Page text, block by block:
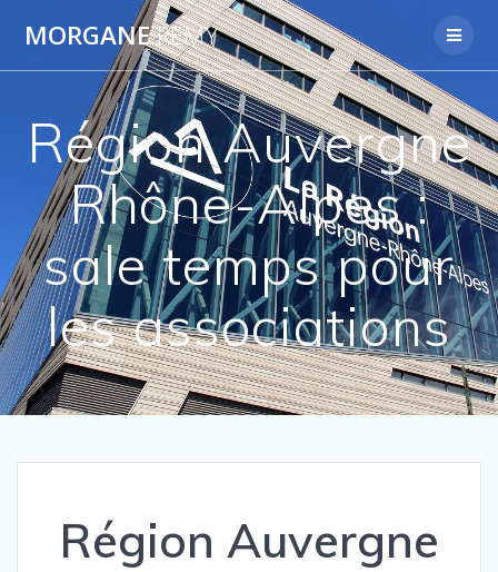
Passer
au
contenu
MORGANEREMY
Région Auvergne
Rhône-Alpes :
sale temps pour
les associations
Région Auvergne